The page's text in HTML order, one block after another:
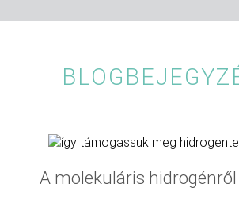
A molekuláris hidrogénről